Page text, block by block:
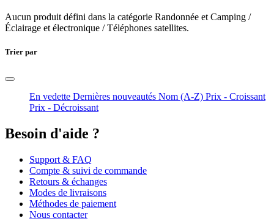
Aucun produit défini dans la catégorie Randonnée et Camping /
Éclairage et électronique / Téléphones satellites.
Trier par
En vedette Dernières nouveautés Nom (A-Z) Prix - Croissant
Prix - Décroissant
Besoin d'aide ?
Support & FAQ
Compte & suivi de commande
Retours & échanges
Modes de livraisons
Méthodes de paiement
Nous contacter